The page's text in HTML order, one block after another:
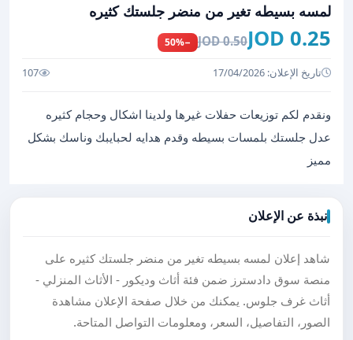
لمسه بسيطه تغير من منضر جلستك كثيره
0.25 JOD
0.50 JOD
−50%
تاريخ الإعلان: 17/04/2026 107
ونقدم لكم توزيعات حفلات غيرها ولدينا اشكال وحجام كثيره
عدل جلستك بلمسات بسيطه وقدم هدايه لحبايبك وناسك بشكل
مميز
نبذة عن الإعلان
شاهد إعلان لمسه بسيطه تغير من منضر جلستك كثيره على
منصة سوق دادسترز ضمن فئة أثاث وديكور - الأثاث المنزلي -
أثاث غرف جلوس. يمكنك من خلال صفحة الإعلان مشاهدة
الصور، التفاصيل، السعر، ومعلومات التواصل المتاحة.